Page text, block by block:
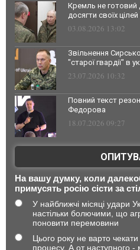
Кремль не готовий
досягти своїх
03.08.2026 13:02
Звільнення
"старої гвардії" в
23.07.2026 10:32
Повний текст
Федорова
18.07.2026 09:27
На вашу думку, коли
примусять росію сісти за
У найближчі місяці удари
настільки болючими, що
поновити перемовини
Цього року не варто
процесу. А от наступного -